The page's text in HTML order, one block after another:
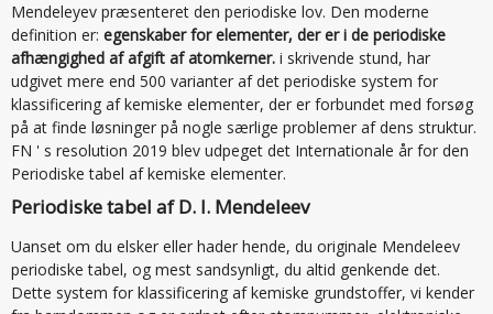
Mendeleyev præsenteret den periodiske lov. Den moderne
definition er: egenskaber for elementer, der er i de periodiske
afhængighed af afgift af atomkerner. i skrivende stund, har
udgivet mere end 500 varianter af det periodiske system for
klassificering af kemiske elementer, der er forbundet med forsøg
på at finde løsninger på nogle særlige problemer af dens struktur.
FN ' s resolution 2019 blev udpeget det Internationale år for den
Periodiske tabel af kemiske elementer.
Periodiske tabel af D. I. Mendeleev
Uanset om du elsker eller hader hende, du originale Mendeleev
periodiske tabel, og mest sandsynligt, du altid genkende det.
Dette system for klassificering af kemiske grundstoffer, vi kender